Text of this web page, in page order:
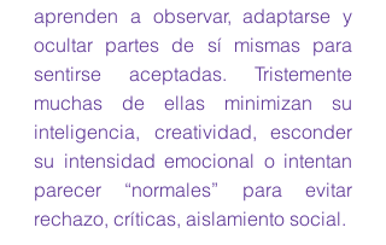
aprenden a observar, adaptarse y
ocultar partes de sí mismas para
sentirse aceptadas. Tristemente
muchas de ellas minimizan su
inteligencia, creatividad, esconder
su intensidad emocional o intentan
parecer “normales” para evitar
rechazo, críticas, aislamiento social.